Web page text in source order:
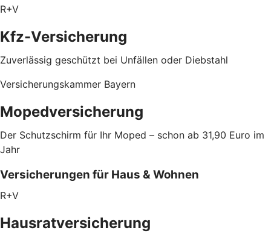
R+V
Kfz-Versicherung
Zuverlässig geschützt bei Unfällen oder Diebstahl
Versicherungskammer Bayern
Mopedversicherung
Der Schutzschirm für Ihr Moped – schon ab 31,90 Euro im
Jahr
Versicherungen für Haus & Wohnen
R+V
Hausratversicherung